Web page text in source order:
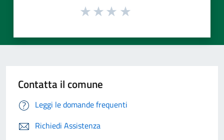
Contatta il comune
Leggi le domande frequenti
Richiedi Assistenza